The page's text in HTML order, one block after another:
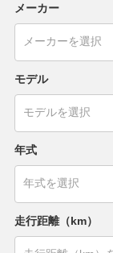
メーカー
モデル
年式
走行距離（km）